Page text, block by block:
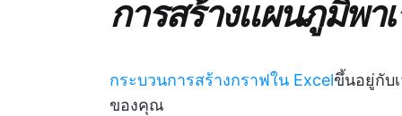
การสร้างแผนภูมิพา
กระบวนการสร้างกราฟใน Excelขึ้นอยู่กับ
ของคุณ